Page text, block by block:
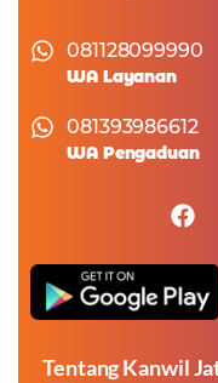
081128099990
WA Layanan
081393986612
WA Pengaduan
Tentang Kanwil